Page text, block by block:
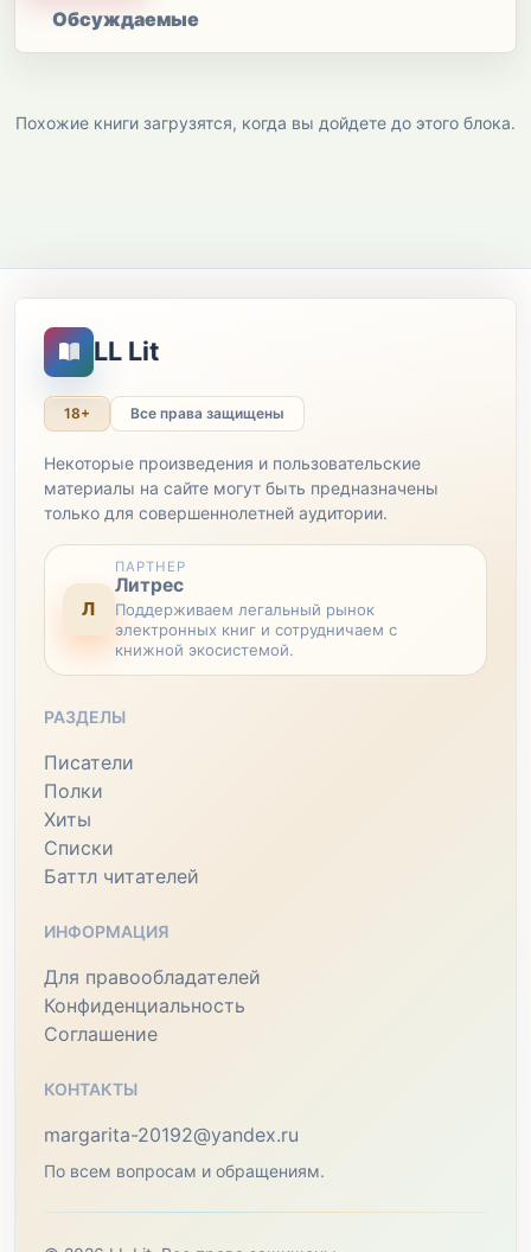
Обсуждаемые
Похожие книги загрузятся, когда вы дойдете до этого блока.
LL Lit
18+ Все права защищены
Некоторые произведения и пользовательские
материалы на сайте могут быть предназначены
только для совершеннолетней аудитории.
Л
ПАРТНЕР
Литрес
Поддерживаем легальный рынок
электронных книг и сотрудничаем с
книжной экосистемой.
РАЗДЕЛЫ
Писатели
Полки
Хиты
Списки
Баттл читателей
ИНФОРМАЦИЯ
Для правообладателей
Конфиденциальность
Соглашение
КОНТАКТЫ
margarita-20192@yandex.ru
По всем вопросам и обращениям.